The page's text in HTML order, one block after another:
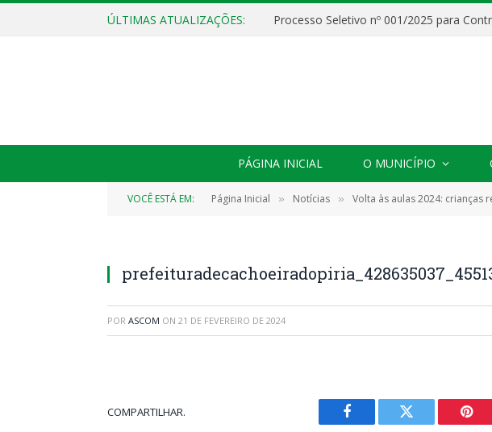
ÚLTIMAS ATUALIZAÇÕES:
PÁGINA INICIAL O MUNICÍPIO
VOCÊ ESTÁ EM: Página Inicial » Notícias » Volta às aulas 2024: crianças
POR ASCOM ON 21 DE FEVEREIRO DE 2024
COMPARTILHAR.
Facebook Twitter